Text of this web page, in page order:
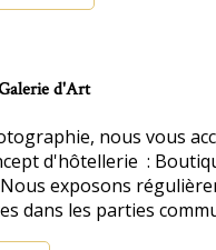
d'Art
nous vous
d'hôtellerie :
exposons
dans les parties